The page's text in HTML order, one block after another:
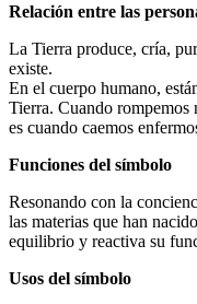
Relación entre las
La Tierra produce, cría,
existe.
En el cuerpo humano,
Tierra. Cuando
es cuando caemos
Funciones del símbolo
Resonando con la
las materias que han
equilibrio y reactiva su
Usos del símbolo